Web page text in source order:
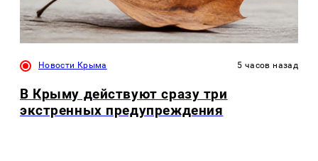
Новости Крыма 5 часов назад
В Крыму действуют сразу три
экстренных предупреждения